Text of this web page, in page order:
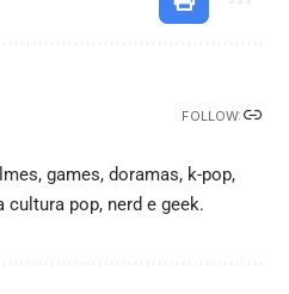
FOLLOW:
games, doramas, k-pop,
pop, nerd e geek.